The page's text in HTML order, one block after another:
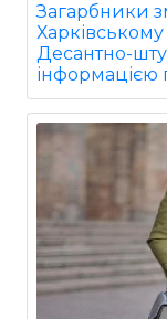
Загарбники
Харківському
Десантно-
інформацією